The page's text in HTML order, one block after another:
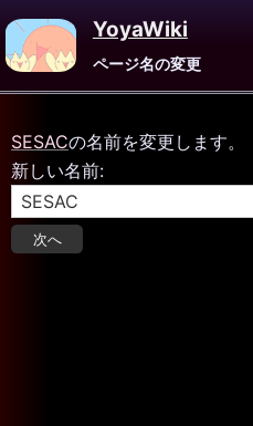
YoyaWiki
ページ名の変更
SESACの名前を変更します。
新しい名前: